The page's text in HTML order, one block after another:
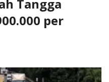
Tangga
per